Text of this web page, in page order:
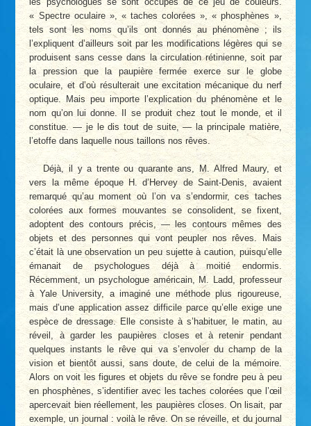
« Spectre oculaire », « taches colorées », « phosphènes »,
tels sont les noms qu’ils ont donnés au phénomène ; ils
l’expliquent d’ailleurs soit par les modifications légères qui se
produisent sans cesse dans la circulation rétinienne, soit par
la pression que la paupière fermée exerce sur le globe
oculaire, et d’où résulterait une excitation mécanique du nerf
optique. Mais peu importe l’explication du phénomène et le
nom qu’on lui donne. Il se produit chez tout le monde, et il
constitue. — je le dis tout de suite, — la principale matière,
l’etoffe dans laquelle nous taillons nos rêves.
Déjà, il y a trente ou quarante ans, M. Alfred Maury, et
vers la même époque H. d’Hervey de Saint-Denis, avaient
remarqué qu’au moment où l’on va s’endormir, ces taches
colorées aux formes mouvantes se consolident, se fixent,
adoptent des contours précis, — les contours mêmes des
objets et des personnes qui vont peupler nos rêves. Mais
c’était là une observation un peu sujette à caution, puisqu’elle
émanait de psychologues déjà à moitié endormis.
Récemment, un psychologue américain, M. Ladd, professeur
à Yale University, a imaginé une méthode plus rigoureuse,
mais d’une application assez difficile parce qu’elle exige une
espèce de dressage. Elle consiste à s’habituer, le matin, au
réveil, à garder les paupières closes et à retenir pendant
quelques instants le rêve qui va s’envoler du champ de la
vision et bientôt aussi, sans doute, de celui de la mémoire.
Alors on voit les figures et objets du rêve se fondre peu à peu
en phosphènes, s’identifier avec les taches colorées que l’œil
apercevait bien réellement, les paupières closes. On lisait, par
exemple, un journal : voilà le rêve. On se réveille, et du journal